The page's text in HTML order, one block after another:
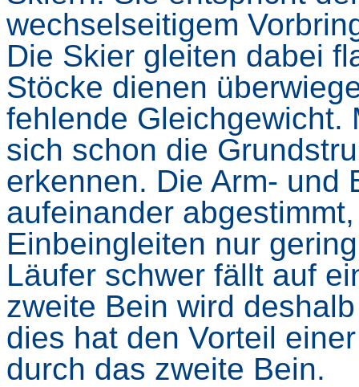
wechselseitigem
Die Skier gleiten dabei
Stöcke dienen
fehlende Gleichgewicht.
sich schon die
erkennen. Die Arm- und
aufeinander
Einbeingleiten nur
Läufer schwer fällt auf
zweite Bein wird
dies hat den Vorteil
durch das zweite Bein.